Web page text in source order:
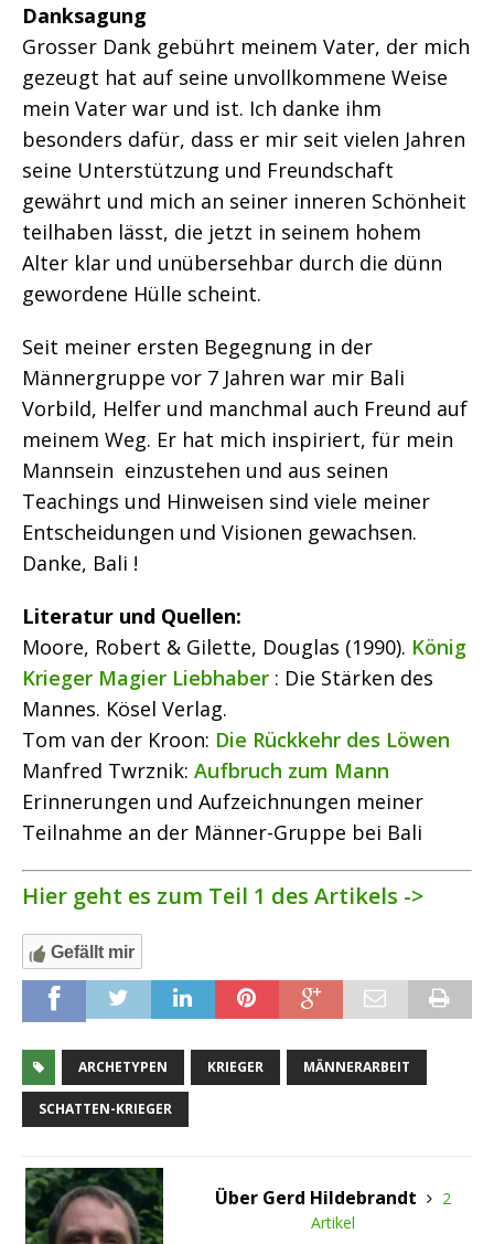
Danksagung
Grosser Dank gebührt meinem Vater, der mich
gezeugt hat auf seine unvollkommene Weise
mein Vater war und ist. Ich danke ihm
besonders dafür, dass er mir seit vielen Jahren
seine Unterstützung und Freundschaft
gewährt und mich an seiner inneren Schönheit
teilhaben lässt, die jetzt in seinem hohem
Alter klar und unübersehbar durch die dünn
gewordene Hülle scheint.
Seit meiner ersten Begegnung in der
Männergruppe vor 7 Jahren war mir Bali
Vorbild, Helfer und manchmal auch Freund auf
meinem Weg. Er hat mich inspiriert, für mein
Mannsein einzustehen und aus seinen
Teachings und Hinweisen sind viele meiner
Entscheidungen und Visionen gewachsen.
Danke, Bali !
Literatur und Quellen:
Moore, Robert & Gilette, Douglas (1990). König
Krieger Magier Liebhaber : Die Stärken des
Mannes. Kösel Verlag.
Tom van der Kroon: Die Rückkehr des Löwen
Manfred Twrznik: Aufbruch zum Mann
Erinnerungen und Aufzeichnungen meiner
Teilnahme an der Männer-Gruppe bei Bali
Hier geht es zum Teil 1 des Artikels ->
Gefällt mir
ARCHETYPEN KRIEGER MÄNNERARBEIT
SCHATTEN-KRIEGER
Über Gerd Hildebrandt
2
Artikel